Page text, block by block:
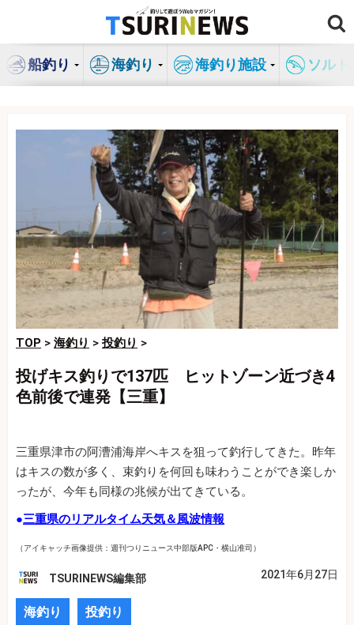
ン
船釣り 海釣り 海釣り施設 ソル
TOP > 海釣り > 投釣り >
投げキス釣りで137匹 ヒットゾーン近づき4
色前後で連発【三重】
三重県津市の阿漕浦海岸へキスを狙って釣行してきた。昨年
はキスの数が多く、束釣りを何回も味わうことができ楽しか
ったが、今年も同様の兆候が出てきている。
●三重県のリアルタイム天気＆風波情報
（アイキャッチ画像提供：週刊つりニュース中部版APC・横山准司）
TSURINEWS編集部 2021年6月27日
海釣り 投釣り